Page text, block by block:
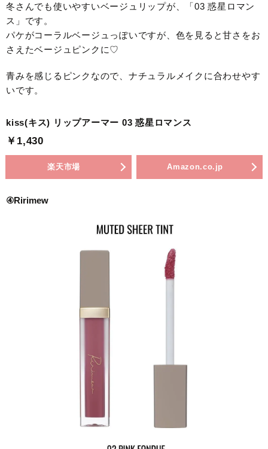
冬さんでも使いやすいベージュリップが、「03 惑星ロマン
ス」です。
パケがコーラルベージュっぽいですが、色を見ると甘さをお
さえたベージュピンクに♡
青みを感じるピンクなので、ナチュラルメイクに合わせやす
いです。
kiss(キス) リップアーマー 03 惑星ロマンス
￥1,430
楽天市場 Amazon.co.jp
④Ririmew